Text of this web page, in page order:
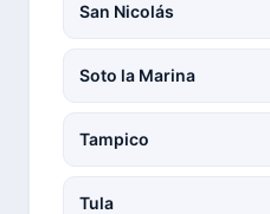
San Nicolás
Soto la Marina
Tampico
Tula